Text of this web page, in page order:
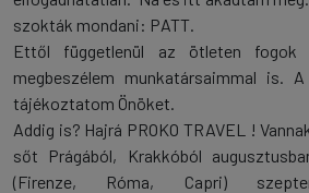
szokták mondani: PATT.
Ettől függetlenül az ötleten fogok
megbeszélem munkatársaimmal is.
tájékoztatom Önöket.
Addig is? Hajrá PROKO TRAVEL !
sőt Prágából, Krakkóból
(Firenze, Róma, Capri)